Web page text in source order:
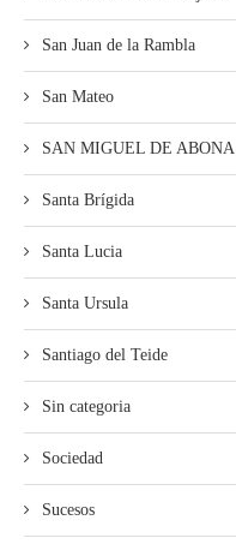
San Juan de la Rambla
San Mateo
SAN MIGUEL DE ABONA
Santa Brígida
Santa Lucia
Santa Ursula
Santiago del Teide
Sin categoria
Sociedad
Sucesos